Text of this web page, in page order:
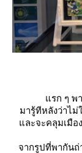
รก ๆ พา
มารู้ทีหลังว่าไ
ละจะคลุมเมือ
จากรูปที่พากันถ่